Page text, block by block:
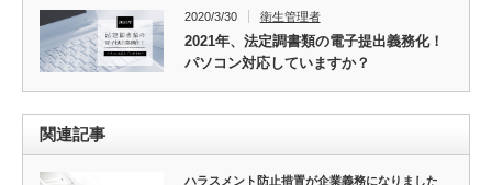
2020/3/30 衛生管理者
2021年、法定調書類の電子提出義務化！
パソコン対応していますか？
関連記事
ハラスメント防止措置が企業義務になりました